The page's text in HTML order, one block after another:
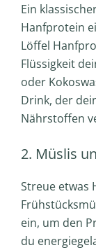
Ein
Hanfprotein
Löffel
Flüssigkeit
oder
Drink, der
Nährstoffen
2. Müslis
Streue etwas
ein, um den
du